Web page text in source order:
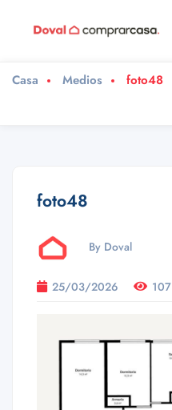
Casa Medios foto48
foto48
By Doval
25/03/2026 107